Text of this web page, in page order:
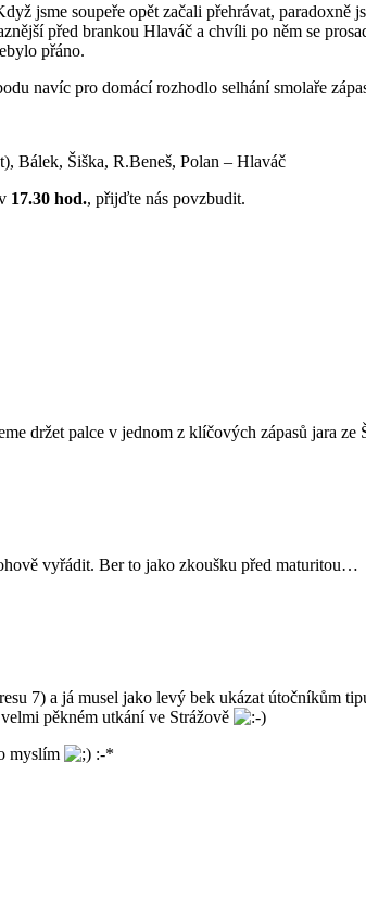
jsme soupeře opět začali přehrávat,
před brankou Hlaváč a chvíli po něm se
přáno.
navíc pro domácí rozhodlo selhání smolaře
Bálek, Šiška, R.Beneš, Polan – Hlaváč
17.30 hod., přijďte nás povzbudit.
držet palce v jednom z klíčových zápasů jara ze
vyřádit. Ber to jako zkoušku před maturitou…
7) a já musel jako levý bek ukázat útočníkům
pěkném utkání ve Strážově
myslím
:-*